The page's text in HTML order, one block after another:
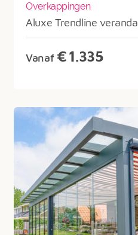
Overkappingen
Aluxe Trendline veranda
Vanaf €1.335